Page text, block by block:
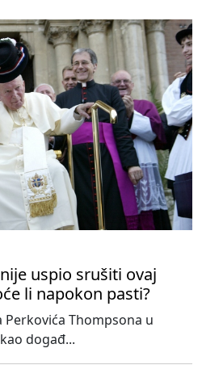
uspio srušiti ovaj
li napokon pasti?
Thompsona u
događ...